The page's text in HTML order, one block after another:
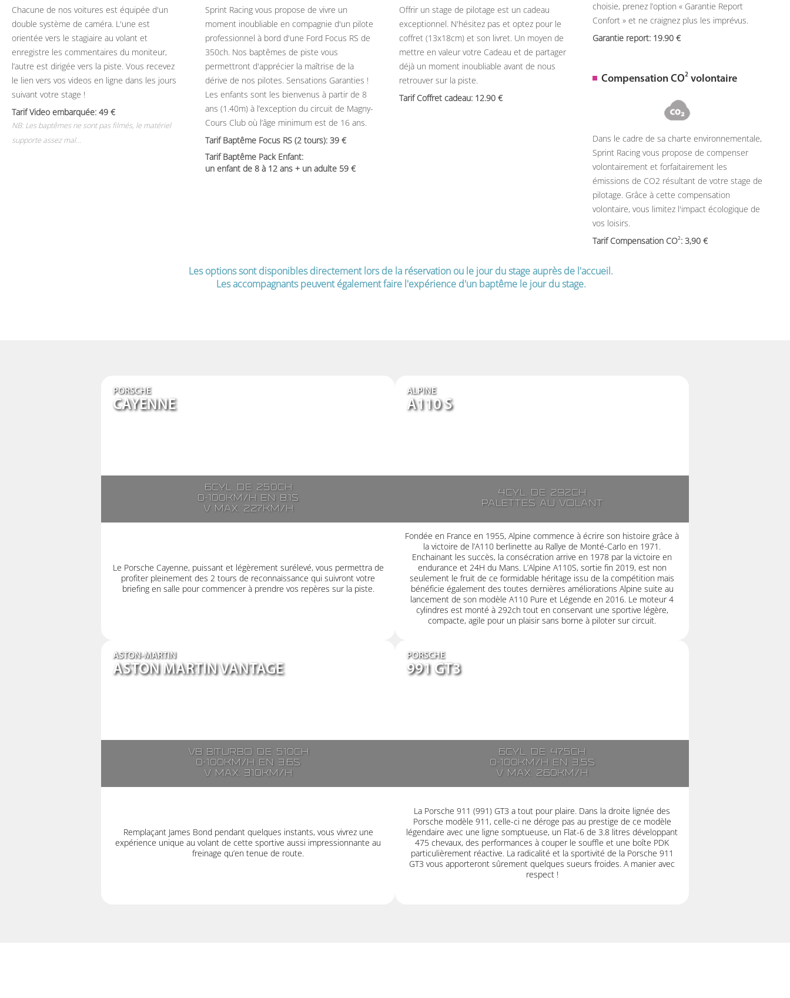
Chacune de nos voitures est équipée d'un
double système de caméra. L'une est
orientée vers le stagiaire au volant et
enregistre les commentaires du moniteur,
l’autre est dirigée vers la piste. Vous recevez
le lien vers vos videos en ligne dans les jours
suivant votre stage !
Tarif Video embarquée: 49
NB: Les baptêmes ne sont pas filmés, le matériel
supporte assez mal...
Sprint Racing vous propose de vivre un
moment inoubliable en compagnie d'un pilote
professionnel à bord d'une Ford Focus RS de
350ch. Nos baptêmes de piste vous
permettront d'apprécier la maîtrise de la
dérive de nos pilotes. Sensations Garanties !
Les enfants sont les bienvenus à partir de 8
ans (1.40m) à l’exception du circuit de Magny-
Cours Club où l’âge minimum est de 16 ans.
Tarif Baptême Focus RS (2 tours): 39
Tarif Baptême Pack Enfant:
un enfant de 8 à 12 ans + un adulte 59
Offrir un stage de pilotage est un cadeau
exceptionnel. N'hésitez pas et optez pour le
coffret (13x18cm) et son livret. Un moyen de
mettre en valeur votre Cadeau et de partager
déjà un moment inoubliable avant de nous
retrouver sur la piste.
Tarif Coffret cadeau: 12.90
choisie, prenez l’option « Garantie Report
Confort » et ne craignez plus les imprévus.
Garantie report: 19.90
Compensation CO2volontaire
Dans le cadre de sa charte environnementale,
Sprint Racing vous propose de compenser
volontairement et forfaitairement les
émissions de CO2 résultant de votre stage de
pilotage. Grâce à cette compensation
volontaire, vous limitez l'impact écologique de
vos loisirs.
Tarif Compensation CO2: 3,90
Les options sont disponibles directement lors de la réservation ou le jour du stage auprès de l'accueil.
Les accompagnants peuvent également faire l'expérience d'un baptême le jour du stage.
PORSCHE
CAYENNE
6cyl. de 250ch
0-100km/h en 8.1s
V max: 227km/h
Le Porsche Cayenne, puissant et légèrement surélevé, vous permettra de
profiter pleinement des 2 tours de reconnaissance qui suivront votre
briefing en salle pour commencer à prendre vos repères sur la piste.
ALPINE
A110 S
4cyl. de 292ch
Palettes au volant
Fondée en France en 1955, Alpine commence à écrire son histoire grâce à
la victoire de l’A110 berlinette au Rallye de Monté-Carlo en 1971.
Enchainant les succès, la consécration arrive en 1978 par la victoire en
endurance et 24H du Mans. L’Alpine A110S, sortie fin 2019, est non
seulement le fruit de ce formidable héritage issu de la compétition mais
bénéficie également des toutes dernières améliorations Alpine suite au
lancement de son modèle A110 Pure et Légende en 2016. Le moteur 4
cylindres est monté à 292ch tout en conservant une sportive légère,
compacte, agile pour un plaisir sans borne à piloter sur circuit.
ASTON-MARTIN
ASTON MARTIN VANTAGE
V8 biturbo de 510ch
0-100km/h en 3.6s
V max: 310km/h
Remplaçant James Bond pendant quelques instants, vous vivrez une
expérience unique au volant de cette sportive aussi impressionnante au
freinage qu’en tenue de route.
PORSCHE
991 GT3
6cyl. de 475ch
0-100km/h en 3,5s
V max: 260km/h
La Porsche 911 (991) GT3 a tout pour plaire. Dans la droite lignée des
Porsche modèle 911, celle-ci ne déroge pas au prestige de ce modèle
légendaire avec une ligne somptueuse, un Flat-6 de 3.8 litres développant
475 chevaux, des performances à couper le souffle et une boîte PDK
particulièrement réactive. La radicalité et la sportivité de la Porsche 911
GT3 vous apporteront sûrement quelques sueurs froides. A manier avec
respect !